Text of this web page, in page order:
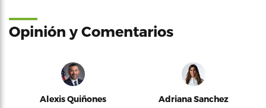
Opinión y Comentarios
Alexis Quiñones Adriana Sanchez